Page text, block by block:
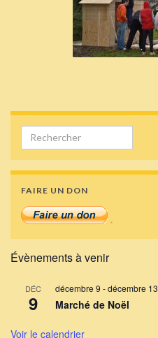
Search for:
FAIRE UN DON
Évènements à venir
DÉC
9
décembre 9 -décembre 13
Marché de Noël
Voir le calendrier